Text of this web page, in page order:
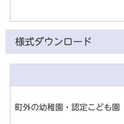
様式ダウンロード
町外の幼稚園・認定こども